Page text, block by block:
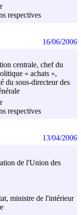
respectives
centrale, chef du
« achats »,
du sous-directeur des
respectives
16/06/2006
de l'Union des
ministre de l'intérieur
13/04/2006